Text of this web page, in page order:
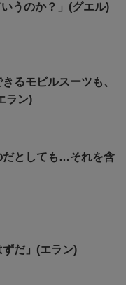
うのか？」(グエル)
るモビルスーツも、
ラン)
だとしても…それを含
ずだ」(エラン)